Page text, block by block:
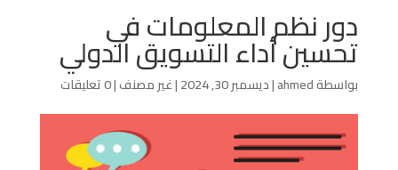
دور نظم المعلومات في
تحسين أداء التسويق الدولي
بواسطةahmed
|ديسمبر 30, 2024 |غير مصنف|0 تعليقات